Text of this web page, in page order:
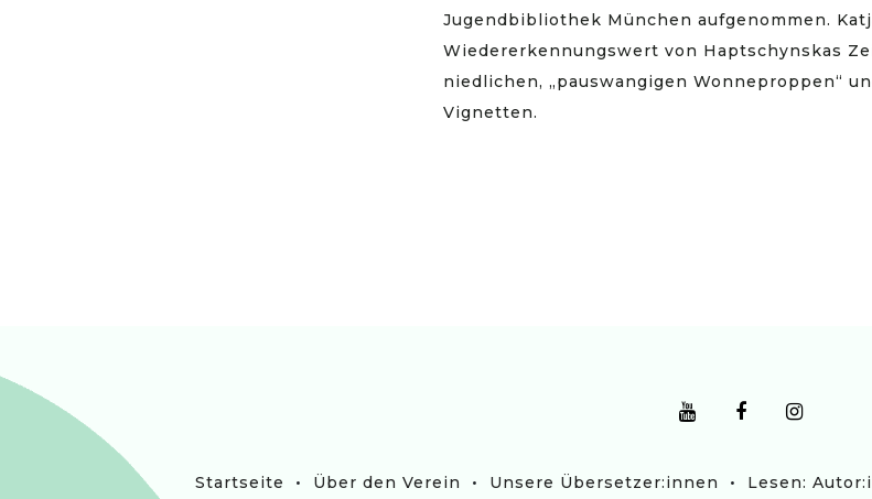
Jugendbibliothek München aufgenommen.
Wiedererkennungswert von Haptschynskas
niedlichen, „pauswangigen Wonneproppen“
Vignetten.
Startseite • Über den Verein • Unsere Übersetzer:innen • Lesen: